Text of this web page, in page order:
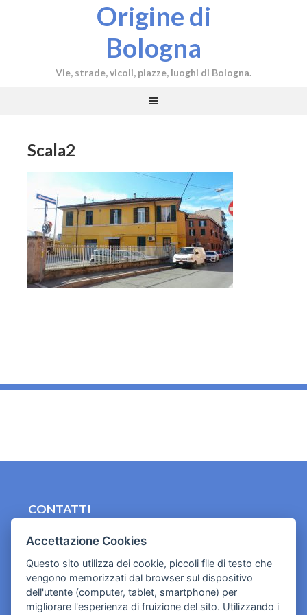
Origine di
Bologna
Vie, strade, vicoli, piazze, luoghi di Bologna.
Scala2
CONTATTI
Cookies e informativa privacy
Accettazione Cookies
Questo sito utilizza dei cookie, piccoli file di testo che
vengono memorizzati dal browser sul dispositivo
dell'utente (computer, tablet, smartphone) per
migliorare l'esperienza di fruizione del sito. Utilizzando i